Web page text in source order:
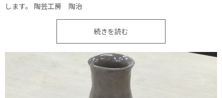
します。 陶芸工房 陶治
続きを読む